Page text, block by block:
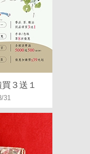
３送１
31